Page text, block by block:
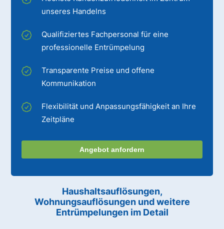
unseres Handelns
Qualifiziertes Fachpersonal für eine
professionelle Entrümpelung
Transparente Preise und offene
Kommunikation
Flexibilität und Anpassungsfähigkeit an Ihre
Zeitpläne
Angebot anfordern
Haushaltsauflösungen,
Wohnungsauflösungen und weitere
Entrümpelungen im Detail